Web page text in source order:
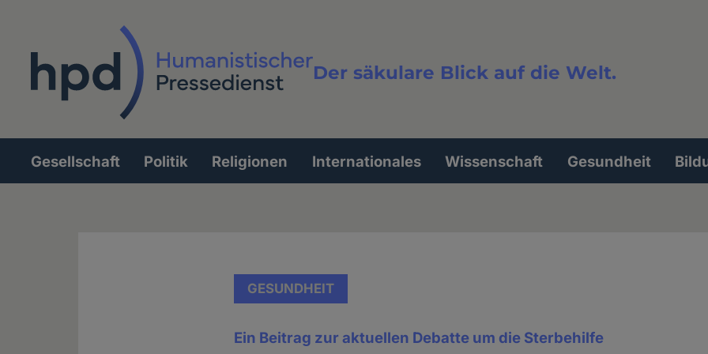
Der säkulare Blick auf die Welt.
Volltextsuche
Hauptnavigation
Gesellschaft Politik Religionen Internationales Wissenschaft Gesundheit
GESUNDHEIT
Ein Beitrag zur aktuellen Debatte um die Sterbehilfe